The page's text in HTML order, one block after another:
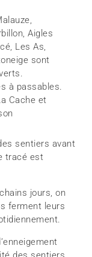
Aigles
Les As,
sont
à passables.
Cache et
sentiers avant
tracé est
jours, on
ferment leurs